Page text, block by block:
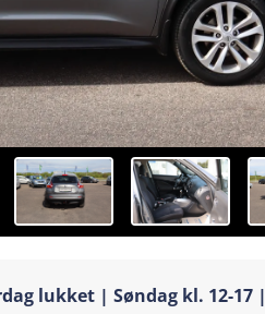
lukket | Søndag kl. 12-17 |